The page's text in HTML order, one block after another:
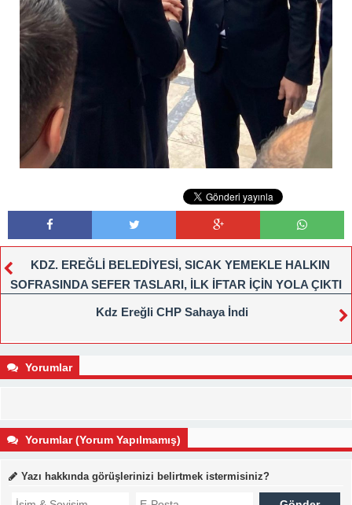
KDZ. EREĞLİ BELEDİYESİ, SICAK YEMEKLE HALKIN
SOFRASINDA SEFER TASLARI, İLK İFTAR İÇİN YOLA ÇIKTI
Kdz Ereğli CHP Sahaya İndi
Yorumlar
Yorumlar (Yorum Yapılmamış)
Yazı hakkında görüşlerinizi belirtmek istermisiniz?